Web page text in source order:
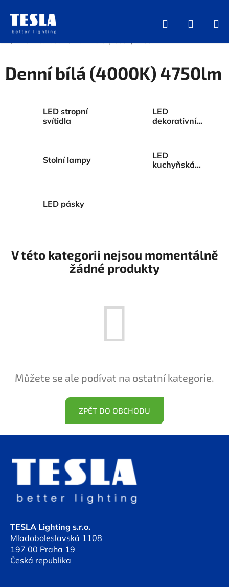
obsah
Hledat
KOŠÍK
/ Vnitřní osvětlení / Denní bílá (4000K) 4750lm
Denní bílá (4000K) 4750lm
LED stropní
svítidla
LED
dekorativní
Stolní lampy
LED
kuchyňská
LED pásky
V této kategorii nejsou momentálně
žádné produkty
Můžete se ale podívat na ostatní kategorie.
ZPĚT DO OBCHODU
TESLA Lighting s.r.o.
Mladoboleslavská 1108
197 00 Praha 19
Česká republika